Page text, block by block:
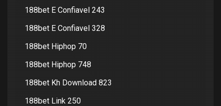
188bet E Confiavel 243
188bet E Confiavel 328
188bet Hiphop 70
188bet Hiphop 748
188bet Kh Download 823
188bet Link 250